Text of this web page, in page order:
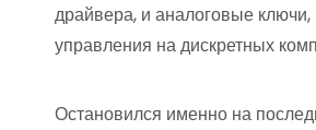
драйвера, и аналоговые
управления на дискретных
Остановился именно на